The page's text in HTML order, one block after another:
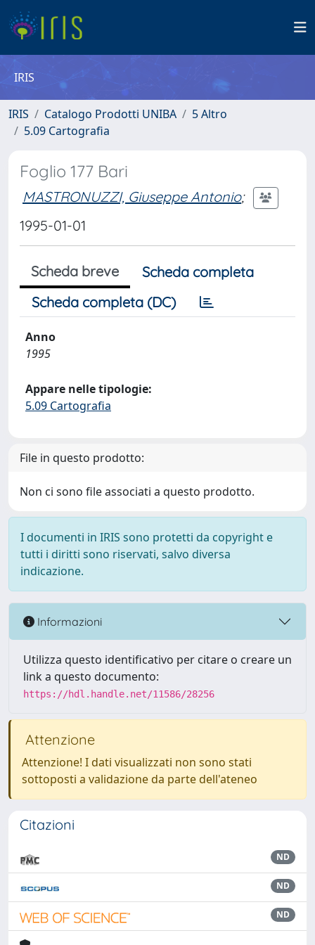
IRIS
IRIS Catalogo Prodotti UNIBA
5 Altro
5.09 Cartografia
Foglio 177 Bari
MASTRONUZZI, Giuseppe Antonio;
1995-01-01
Scheda breve
Scheda completa
Scheda completa (DC)
Anno
1995
Appare nelle tipologie:
5.09 Cartografia
File in questo prodotto:
Non ci sono file associati a questo prodotto.
I documenti in IRIS sono protetti da copyright e
tutti i diritti sono riservati, salvo diversa
indicazione.
Informazioni
Utilizza questo identificativo per citare o creare un
link a questo documento:
https://hdl.handle.net/11586/28256
Attenzione
Attenzione! I dati visualizzati non sono stati
sottoposti a validazione da parte dell'ateneo
Citazioni
ND
ND
ND